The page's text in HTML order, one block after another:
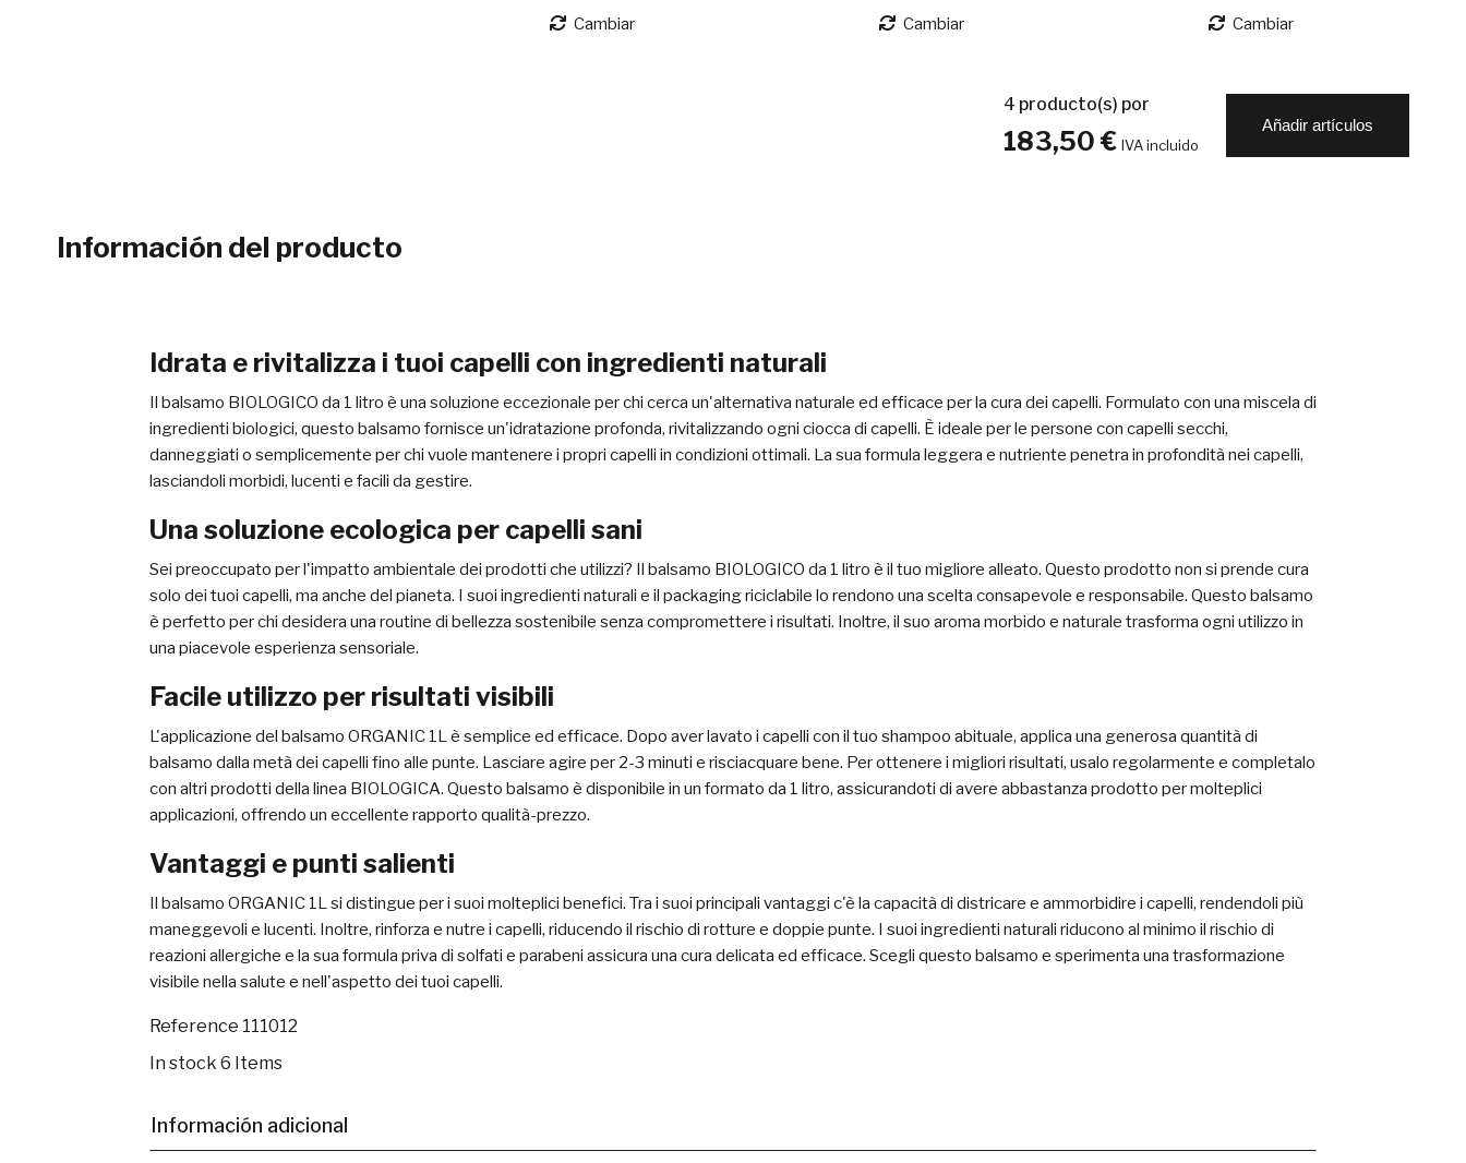
Cambiar Cambiar Cambiar
4 producto(s) por
183,50 € IVA incluido
Añadir artículos
Información del producto
Idrata e rivitalizza i tuoi capelli con ingredienti naturali
Il balsamo BIOLOGICO da 1 litro è una soluzione eccezionale per chi cerca un'alternativa naturale ed efficace per la cura dei capelli. Formulato con una miscela di
ingredienti biologici, questo balsamo fornisce un'idratazione profonda, rivitalizzando ogni ciocca di capelli. È ideale per le persone con capelli secchi,
danneggiati o semplicemente per chi vuole mantenere i propri capelli in condizioni ottimali. La sua formula leggera e nutriente penetra in profondità nei capelli,
lasciandoli morbidi, lucenti e facili da gestire.
Una soluzione ecologica per capelli sani
Sei preoccupato per l'impatto ambientale dei prodotti che utilizzi? Il balsamo BIOLOGICO da 1 litro è il tuo migliore alleato. Questo prodotto non si prende cura
solo dei tuoi capelli, ma anche del pianeta. I suoi ingredienti naturali e il packaging riciclabile lo rendono una scelta consapevole e responsabile. Questo balsamo
è perfetto per chi desidera una routine di bellezza sostenibile senza compromettere i risultati. Inoltre, il suo aroma morbido e naturale trasforma ogni utilizzo in
una piacevole esperienza sensoriale.
Facile utilizzo per risultati visibili
L'applicazione del balsamo ORGANIC 1L è semplice ed efficace. Dopo aver lavato i capelli con il tuo shampoo abituale, applica una generosa quantità di
balsamo dalla metà dei capelli fino alle punte. Lasciare agire per 2-3 minuti e risciacquare bene. Per ottenere i migliori risultati, usalo regolarmente e completalo
con altri prodotti della linea BIOLOGICA. Questo balsamo è disponibile in un formato da 1 litro, assicurandoti di avere abbastanza prodotto per molteplici
applicazioni, offrendo un eccellente rapporto qualità-prezzo.
Vantaggi e punti salienti
Il balsamo ORGANIC 1L si distingue per i suoi molteplici benefici. Tra i suoi principali vantaggi c'è la capacità di districare e ammorbidire i capelli, rendendoli più
maneggevoli e lucenti. Inoltre, rinforza e nutre i capelli, riducendo il rischio di rotture e doppie punte. I suoi ingredienti naturali riducono al minimo il rischio di
reazioni allergiche e la sua formula priva di solfati e parabeni assicura una cura delicata ed efficace. Scegli questo balsamo e sperimenta una trasformazione
visibile nella salute e nell'aspetto dei tuoi capelli.
Reference 111012
In stock 6 Items
Información adicional